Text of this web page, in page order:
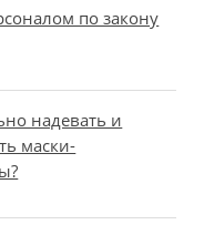
по закону
надевать и
маски-